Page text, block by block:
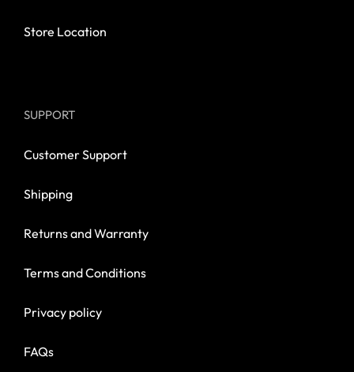
Store Location
SUPPORT
Customer Support
Shipping
Returns and Warranty
Terms and Conditions
Privacy policy
FAQs